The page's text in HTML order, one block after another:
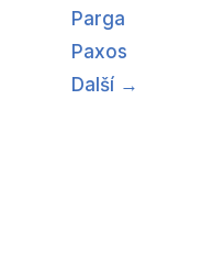
Parga
Paxos
Další →